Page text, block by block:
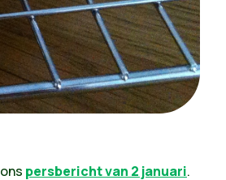
persbericht van 2 januari.